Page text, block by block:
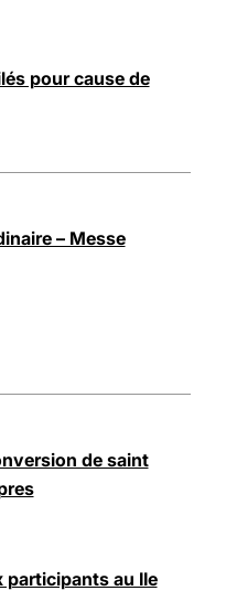
pour cause de
– Messe
de saint
participants au IIe